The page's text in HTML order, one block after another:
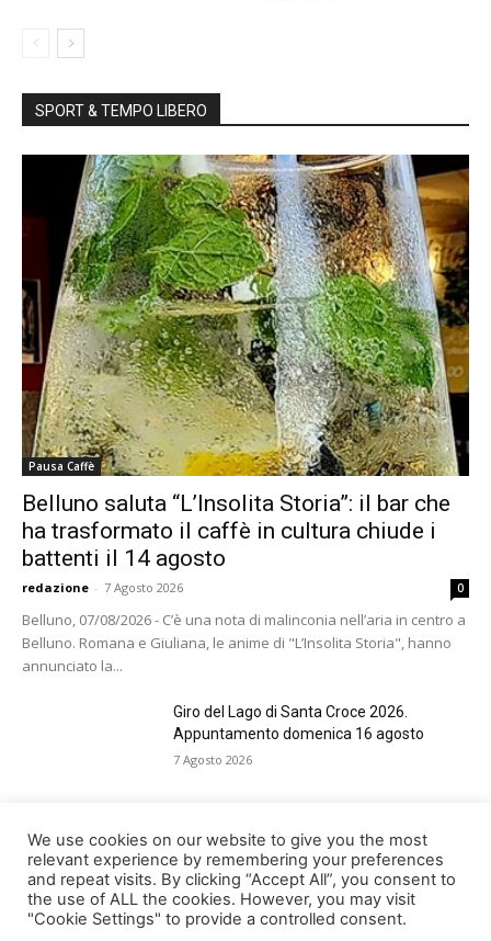
SPORT & TEMPO LIBERO
Pausa Caffè
Belluno saluta “L’Insolita Storia”: il bar che
ha trasformato il caffè in cultura chiude i
battenti il 14 agosto
redazione - 7 Agosto 2026 0
Belluno, 07/08/2026 - C’è una nota di malinconia nell’aria in centro a
Belluno. Romana e Giuliana, le anime di "L’Insolita Storia", hanno
annunciato la...
Giro del Lago di Santa Croce 2026.
Appuntamento domenica 16 agosto
7 Agosto 2026
Belluno rende omaggio ai cugini
Alessandro e Andrea Bristot
6 Agosto 2026
We use cookies on our website to give you the most
relevant experience by remembering your preferences
and repeat visits. By clicking “Accept All”, you consent to
the use of ALL the cookies. However, you may visit
"Cookie Settings" to provide a controlled consent.